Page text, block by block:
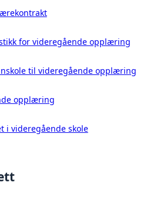
for videregående opplæring
til videregående opplæring
opplæring
i videregående skole